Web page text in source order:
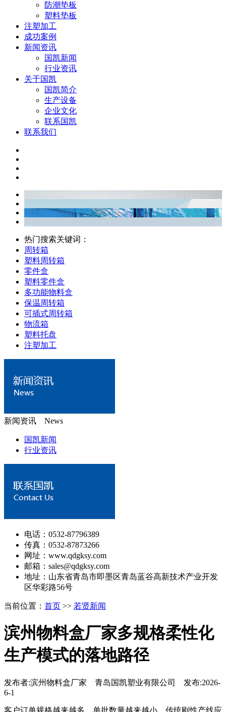
防潮垫板
塑料垫板
注塑加工
成功案例
新闻资讯
国凯新闻
行业资讯
关于国凯
国凯简介
生产设备
企业文化
联系国凯
联系我们
热门搜索关键词：
周转箱
塑料周转箱
零件盒
塑料零件盒
多功能物料盒
保温周转箱
可插式周转箱
物流箱
塑料托盘
注塑加工
新闻资讯 News
国凯新闻
行业资讯
电话：0532-87796389
传真：0532-87873266
网址：www.qdgksy.com
邮箱：sales@qdgksy.com
地址：山东省青岛市即墨区青岛蓝谷高新技术产业开发
区华彩路56号
当前位置： 首页 >> 若贤新闻
滨州物料盒厂家多规格柔性化
生产模式的落地路径
发布者:滨州物料盒厂家 青岛国凯塑业有限公司 发布:2026-
6-1
客户订单规格越来越多，单批数量越来越小，传统刚性产线应